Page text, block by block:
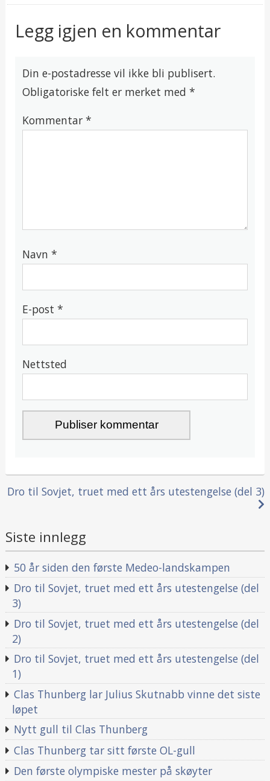
Legg igjen en kommentar
Din e-postadresse vil ikke bli publisert.
Obligatoriske felt er merket med *
Kommentar *
Navn *
E-post *
Nettsted
Innleggsnavigasjon
Dro til Sovjet, truet med ett års utestengelse (del 3)
Siste innlegg
50 år siden den første Medeo-landskampen
Dro til Sovjet, truet med ett års utestengelse (del
3)
Dro til Sovjet, truet med ett års utestengelse (del
2)
Dro til Sovjet, truet med ett års utestengelse (del
1)
Clas Thunberg lar Julius Skutnabb vinne det siste
løpet
Nytt gull til Clas Thunberg
Clas Thunberg tar sitt første OL-gull
Den første olympiske mester på skøyter